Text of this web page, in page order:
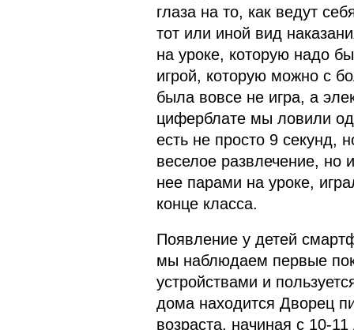
глаза на то, как ведут
тот или иной вид
на уроке, которую надо
игрой, которую можно с
была вовсе не игра, а
циферблате мы ловили
есть не просто 9
веселое развлечение, но
нее парами на уроке,
конце класса.
Появление у детей
мы наблюдаем первые
устройствами и
дома находится Дворец
возраста, начиная с 10-